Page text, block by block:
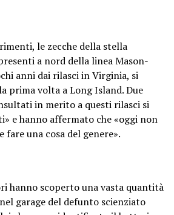
le zecche della stella
a nord della linea Mason-
anni dai rilasci in Virginia, si
prima volta a Long Island. Due
in merito a questi rilasci si
e hanno affermato che «oggi non
fare una cosa del genere».
hanno scoperto una vasta quantità
garage del defunto scienziato